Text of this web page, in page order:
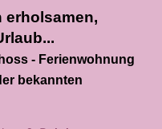
erholsamen,
- Ferienwohnung
bekannten